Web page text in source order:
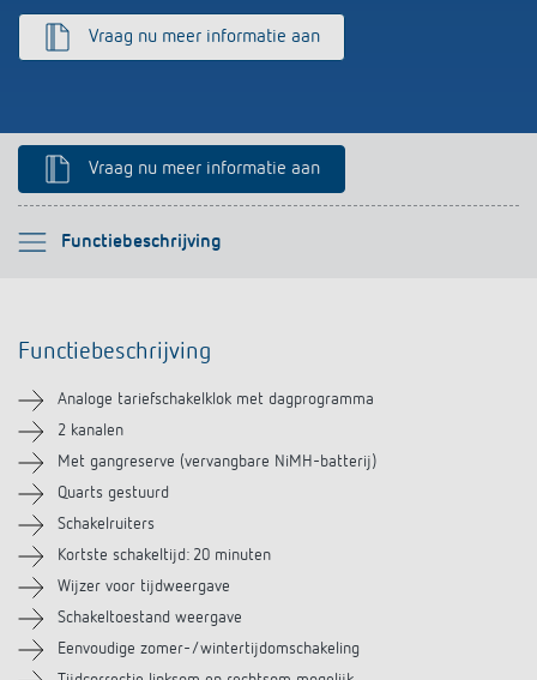
Impulsrelais: licht eenvoudig, efficiënt en
Vraag nu meer informatie aan
Vraag nu meer informatie aan
Functiebeschrijving
Selecteer alstublieft
Technische informatie
Downloads
Functiebeschrijving
Analoge tariefschakelklok met dagprogramma
2 kanalen
Met gangreserve (vervangbare NiMH-batterij)
Quarts gestuurd
Schakelruiters
Kortste schakeltijd: 20 minuten
Wijzer voor tijdweergave
Schakeltoestand weergave
Eenvoudige zomer-/wintertijdomschakeling